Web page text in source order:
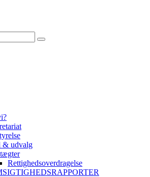
& udvalg
Rettighedsoverdragelse